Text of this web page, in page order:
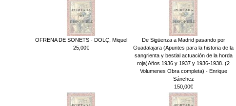
OFRENA DE SONETS - DOLÇ, Miquel
25,00€
De Sigüenza a Madrid pasando por
Guadalajara (Apuntes para la historia de la
sangrienta y bestial actuación de la horda
roja)Años 1936 y 1937 y 1936-1938. (2
Volumenes Obra completa) - Enrique
Sánchez
150,00€